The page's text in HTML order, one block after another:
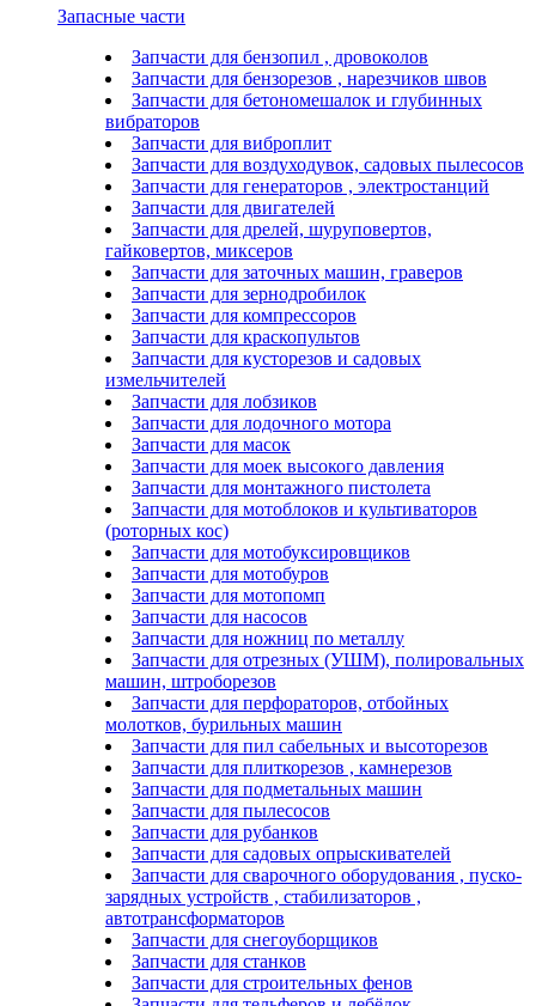
Запасные части
Запчасти для бензопил , дровоколов
Запчасти для бензорезов , нарезчиков швов
Запчасти для бетономешалок и глубинных
вибраторов
Запчасти для виброплит
Запчасти для воздуходувок, садовых пылесосов
Запчасти для генераторов , электростанций
Запчасти для двигателей
Запчасти для дрелей, шуруповертов,
гайковертов, миксеров
Запчасти для заточных машин, граверов
Запчасти для зернодробилок
Запчасти для компрессоров
Запчасти для краскопультов
Запчасти для кусторезов и садовых
измельчителей
Запчасти для лобзиков
Запчасти для лодочного мотора
Запчасти для масок
Запчасти для моек высокого давления
Запчасти для монтажного пистолета
Запчасти для мотоблоков и культиваторов
(роторных кос)
Запчасти для мотобуксировщиков
Запчасти для мотобуров
Запчасти для мотопомп
Запчасти для насосов
Запчасти для ножниц по металлу
Запчасти для отрезных (УШМ), полировальных
машин, штроборезов
Запчасти для перфораторов, отбойных
молотков, бурильных машин
Запчасти для пил сабельных и высоторезов
Запчасти для плиткорезов , камнерезов
Запчасти для подметальных машин
Запчасти для пылесосов
Запчасти для рубанков
Запчасти для садовых опрыскивателей
Запчасти для сварочного оборудования , пуско-
зарядных устройств , стабилизаторов ,
автотрансформаторов
Запчасти для снегоуборщиков
Запчасти для станков
Запчасти для строительных фенов